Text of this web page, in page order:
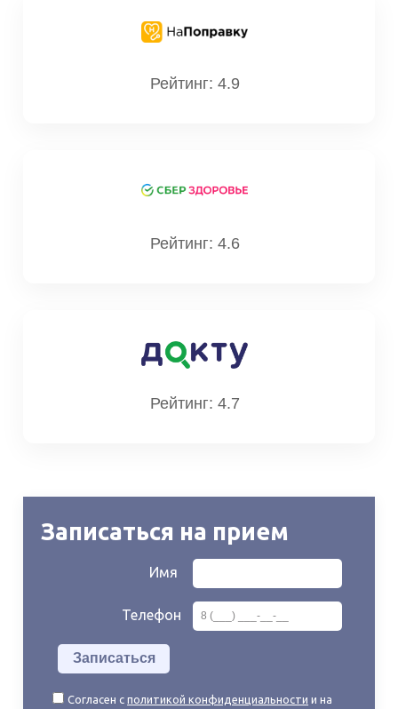
Рейтинг: 4.9
Рейтинг: 4.6
Рейтинг: 4.7
Записаться на прием
Имя
Телефон
Согласен сполитикой конфиденциальности и на